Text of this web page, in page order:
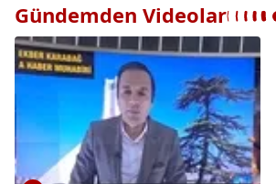
Gündemden Videolar